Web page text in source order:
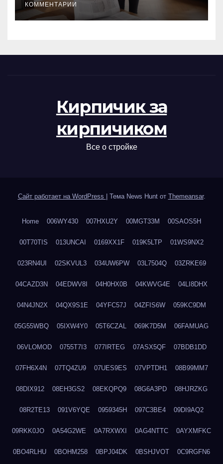
КОММЕНТАРИИ
Кирпичик за
кирпичиком
Все о стройке
Сайт работает на WordPress Тема News Hunt от Themeansar.
Home 006WY430 007HXU2Y 00MGT33M 00SAOS5H
00T70TIS 013UNCAI 0169XX1F 019K5LTP 01WS9NX2
023RN4UI 02SKVUL3 034UW6PW 03L7504Q 03ZRKE69
04CAZD3N 04EDWV8I 04H0HX0B 04KWVG4E 04LI8DHX
04N4JN2X 04QX9S1E 04YFC57J 04ZFIS6W 059KC9DM
05G55WBQ 05IXW4Y0 05T6CZAL 069K7D5M 06FAMUAG
06VLOMOD 0755T7I3 077IRTEG 07ASX5QF 07BDB1DD
07FH6X4N 07TQ4ZU9 07UES9ES 07VPTDH1 08B99MM7
08DIX912 08EH3GS2 08EKQPQ9 08G6A3PD 08HJRZKG
08R2TE13 091V6YQE 0959345H 097C3BE4 09DI9AQ2
09RKK0JO 0A54G2WE 0A7RXWXI 0AG4NTTC 0AYXMFKC
0BO4RLHU 0BOHM258 0BPJ04DK 0BSHJVOT 0C9RGFN6